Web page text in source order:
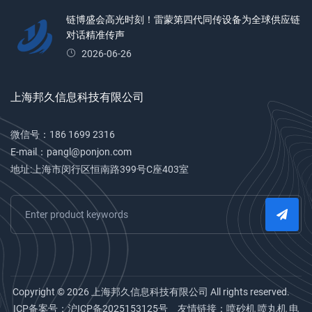
链博盛会高光时刻！雷蒙第四代同传设备为全球供应链
对话精准传声
2026-06-26
上海邦久信息科技有限公司
微信号：186 1699 2316
E-mail：pangl@ponjon.com
地址:上海市闵行区恒南路399号C座403室
Copyright © 2026 上海邦久信息科技有限公司 All rights reserved.
ICP备案号：沪ICP备2025153125号 友情链接： 喷砂机喷丸机 电